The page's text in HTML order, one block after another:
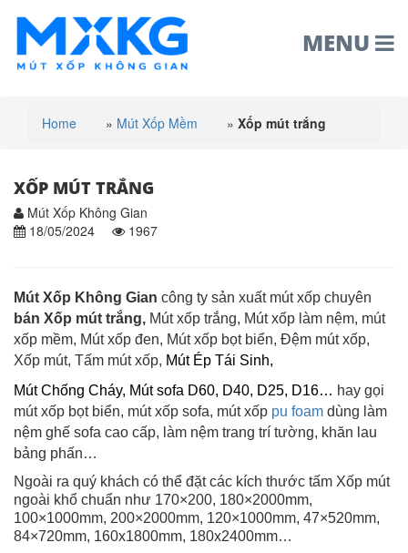
MENU
Home » Mút Xốp Mềm » Xốp mút trắng
XỐP MÚT TRẮNG
Mút Xốp Không Gian
18/05/2024
1967
Mút Xốp Không Gian công ty sản xuất mút xốp chuyên
bán Xốp mút trắng, Mút xốp trắng, Mút xốp làm nệm, mút
xốp mềm, Mút xốp đen, Mút xốp bọt biển, Đệm mút xốp,
Xốp mút, Tấm mút xốp, Mút Ép Tái Sinh,
Mút Chống Cháy, Mút sofa D60, D40, D25, D16… hay gọi
mút xốp bọt biển, mút xốp sofa, mút xốp pu foam dùng làm
nệm ghế sofa cao cấp, làm nệm trang trí tường, khăn lau
bảng phấn…
Ngoài ra quý khách có thể đặt các kích thước tấm Xốp mút
ngoài khổ chuẩn như 170×200, 180×2000mm,
100×1000mm, 200×2000mm, 120×1000mm, 47×520mm,
84×720mm, 160x1800mm, 180x2400mm…